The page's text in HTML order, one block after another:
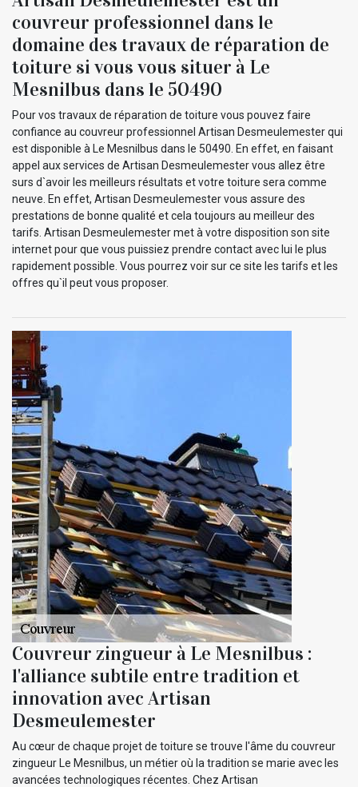
couvreur professionnel dans le
domaine des travaux de réparation de
toiture si vous vous situer à Le
Mesnilbus dans le 50490
Pour vos travaux de réparation de toiture vous pouvez faire
confiance au couvreur professionnel Artisan Desmeulemester qui
est disponible à Le Mesnilbus dans le 50490. En effet, en faisant
appel aux services de Artisan Desmeulemester vous allez être
surs d`avoir les meilleurs résultats et votre toiture sera comme
neuve. En effet, Artisan Desmeulemester vous assure des
prestations de bonne qualité et cela toujours au meilleur des
tarifs. Artisan Desmeulemester met à votre disposition son site
internet pour que vous puissiez prendre contact avec lui le plus
rapidement possible. Vous pourrez voir sur ce site les tarifs et les
offres qu`il peut vous proposer.
Couvreur zingueur à Le Mesnilbus :
l'alliance subtile entre tradition et
innovation avec Artisan
Desmeulemester
Au cœur de chaque projet de toiture se trouve l'âme du couvreur
zingueur Le Mesnilbus, un métier où la tradition se marie avec les
avancées technologiques récentes. Chez Artisan